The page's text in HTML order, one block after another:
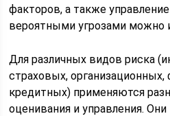
факторов, а также
вероятными угрозами можно
Для различных видов риска
страховых,
кредитных) применяются
оценивания и управления.